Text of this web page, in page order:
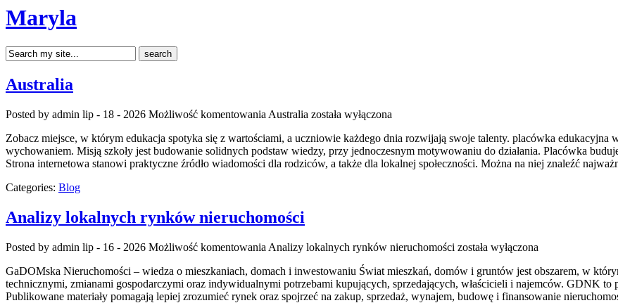
Maryla
Australia
Posted by admin lip - 18 - 2026 Możliwość komentowania Australia została wyłączona
Zobacz miejsce, w którym edukacja spotyka się z wartościami, a uczniowie każdego dnia rozwijają swoje talenty. placówka edukacyjna
wychowaniem. Misją szkoły jest budowanie solidnych podstaw wiedzy, przy jednoczesnym motywowaniu do działania. Placówka
Strona internetowa stanowi praktyczne źródło wiadomości dla rodziców, a także dla lokalnej społeczności. Można na niej znaleźć
Categories: Blog
Analizy lokalnych rynków nieruchomości
Posted by admin lip - 16 - 2026 Możliwość komentowania Analizy lokalnych rynków nieruchomości została wyłączona
GaDOMska Nieruchomości – wiedza o mieszkaniach, domach i inwestowaniu Świat mieszkań, domów i gruntów jest obszarem, w
technicznymi, zmianami gospodarczymi oraz indywidualnymi potrzebami kupujących, sprzedających, właścicieli i najemców. GDNK
Publikowane materiały pomagają lepiej zrozumieć rynek oraz spojrzeć na zakup, sprzedaż, wynajem, budowę i finansowanie